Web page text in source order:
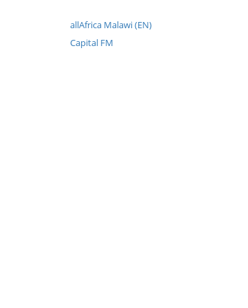
allAfrica Malawi (EN)
Capital FM